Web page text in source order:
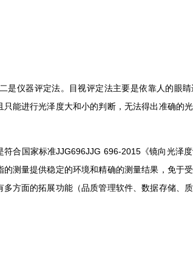
是仪器评定法。目视评定法主要是依靠人的眼
能进行光泽度大和小的判断，无法得出准确的
符合国家标准JJG696JJG 696-2015《镜向光泽
测量提供稳定的环境和精确的测量结果，免于
方面的拓展功能（品质管理软件、数据存储、